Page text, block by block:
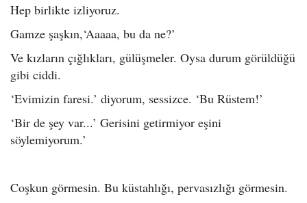
Hep birlikte izliyoruz.
Gamze şaşkın,‘Aaaaa, bu da ne?’
Ve kızların çığlıkları, gülüşmeler. Oysa durum görüldüğü
gibi ciddi.
‘Evimizin faresi.’ diyorum, sessizce. ‘Bu Rüstem!’
‘Bir de şey var...’ Gerisini getirmiyor eşini
söylemiyorum.’
Coşkun görmesin. Bu küstahlığı, pervasızlığı görmesin.